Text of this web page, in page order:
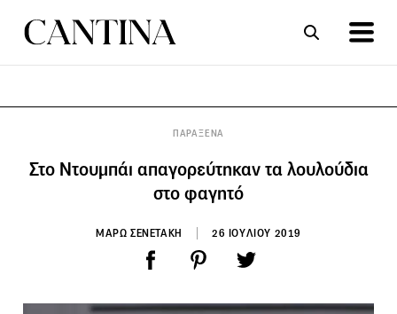
ΠΑΡΑΞΕΝΑ
Στο Ντουμπάι απαγορεύτηκαν τα λουλούδια
στο φαγητό
ΜΑΡΩ ΣΕΝΕΤΑΚΗ 26 ΙΟΥΛΙΟΥ 2019